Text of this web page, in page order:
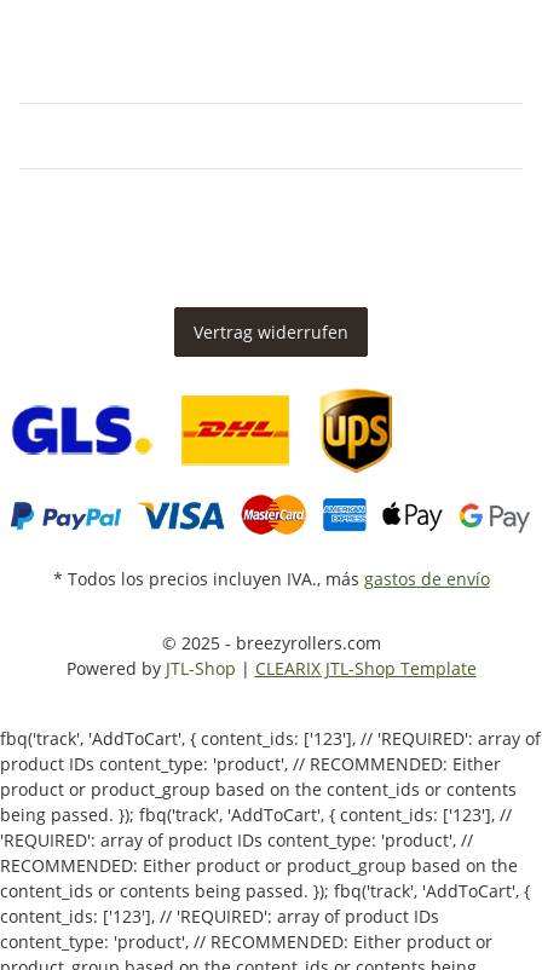
Vertrag widerrufen
* Todos los precios incluyen IVA., más gastos de envío
© 2025 - breezyrollers.com
Powered by JTL-Shop | CLEARIX JTL-Shop Template
fbq('track', 'AddToCart', { content_ids: ['123'], // 'REQUIRED': array of
product IDs content_type: 'product', // RECOMMENDED: Either
product or product_group based on the content_ids or contents
being passed. }); fbq('track', 'AddToCart', { content_ids: ['123'], //
'REQUIRED': array of product IDs content_type: 'product', //
RECOMMENDED: Either product or product_group based on the
content_ids or contents being passed. }); fbq('track', 'AddToCart', {
content_ids: ['123'], // 'REQUIRED': array of product IDs
content_type: 'product', // RECOMMENDED: Either product or